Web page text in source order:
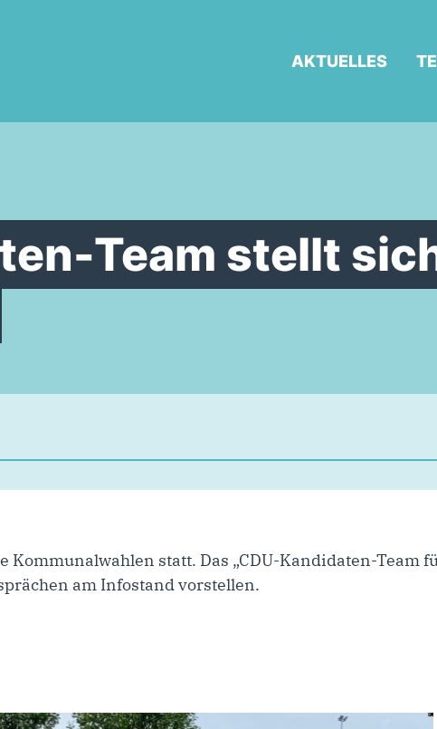
AKTUELLES
Team stellt
Kommunalwahlen statt. Das „CDU-Kandidaten-Team
am Infostand vorstellen.